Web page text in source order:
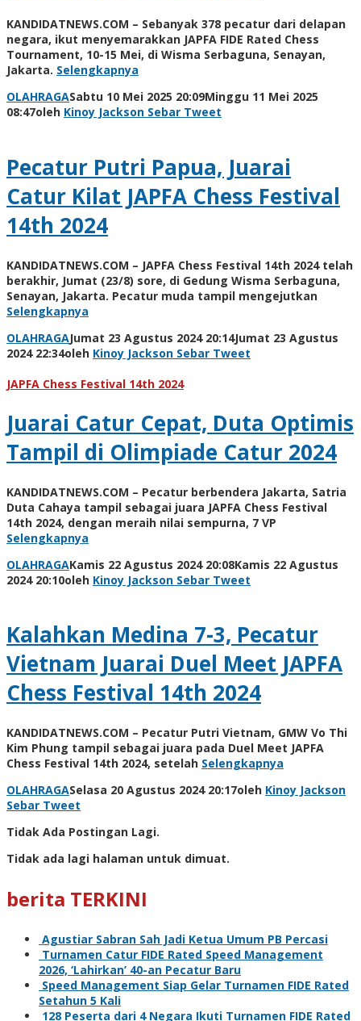
KANDIDATNEWS.COM – Sebanyak 378 pecatur dari delapan
negara, ikut menyemarakkan JAPFA FIDE Rated Chess
Tournament, 10-15 Mei, di Wisma Serbaguna, Senayan,
Jakarta. Selengkapnya
OLAHRAGASabtu 10 Mei 2025 20:09Minggu 11 Mei 2025
08:47oleh Kinoy Jackson Sebar Tweet
Pecatur Putri Papua, Juarai
Catur Kilat JAPFA Chess Festival
14th 2024
KANDIDATNEWS.COM – JAPFA Chess Festival 14th 2024 telah
berakhir, Jumat (23/8) sore, di Gedung Wisma Serbaguna,
Senayan, Jakarta. Pecatur muda tampil mengejutkan
Selengkapnya
OLAHRAGAJumat 23 Agustus 2024 20:14Jumat 23 Agustus
2024 22:34oleh Kinoy Jackson Sebar Tweet
JAPFA Chess Festival 14th 2024
Juarai Catur Cepat, Duta Optimis
Tampil di Olimpiade Catur 2024
KANDIDATNEWS.COM – Pecatur berbendera Jakarta, Satria
Duta Cahaya tampil sebagai juara JAPFA Chess Festival
14th 2024, dengan meraih nilai sempurna, 7 VP
Selengkapnya
OLAHRAGAKamis 22 Agustus 2024 20:08Kamis 22 Agustus
2024 20:10oleh Kinoy Jackson Sebar Tweet
Kalahkan Medina 7-3, Pecatur
Vietnam Juarai Duel Meet JAPFA
Chess Festival 14th 2024
KANDIDATNEWS.COM – Pecatur Putri Vietnam, GMW Vo Thi
Kim Phung tampil sebagai juara pada Duel Meet JAPFA
Chess Festival 14th 2024, setelah Selengkapnya
OLAHRAGASelasa 20 Agustus 2024 20:17oleh Kinoy Jackson
Sebar Tweet
Tidak Ada Postingan Lagi.
Tidak ada lagi halaman untuk dimuat.
berita TERKINI
Agustiar Sabran Sah Jadi Ketua Umum PB Percasi
Turnamen Catur FIDE Rated Speed Management
2026, ‘Lahirkan’ 40-an Pecatur Baru
Speed Management Siap Gelar Turnamen FIDE Rated
Setahun 5 Kali
128 Peserta dari 4 Negara Ikuti Turnamen FIDE Rated